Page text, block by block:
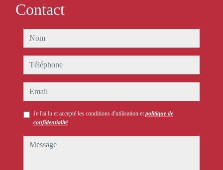
Contact
nom
téléphone
email
Je l'ai lu et accepté les conditions d'utilisation et politique de
confidentialité
message